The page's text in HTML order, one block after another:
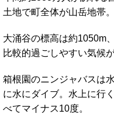
土地で町全体が山岳地帯。
大涌谷の標高は約1050m
比較的過ごしやすい気候が
箱根園のニンジャバスは
に水にダイブ。水上に行
べてマイナス10度。